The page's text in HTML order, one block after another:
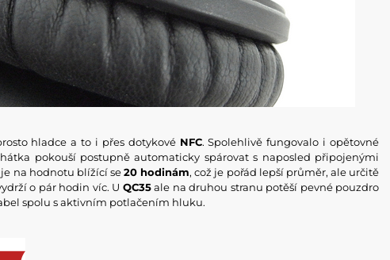
hladce a to i přes dotykové NFC. Spolehlivě fungovalo i opětovné
pokouší postupně automaticky spárovat s naposled připojenými
na hodnotu blížící se20 hodinám, což je pořád lepší průměr, ale určitě
o pár hodin víc. U QC35ale na druhou stranu potěší pevné pouzdro
spolu s aktivním potlačením hluku.